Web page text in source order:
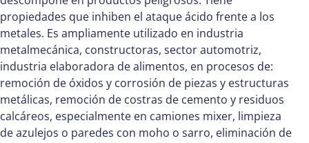
propiedades que inhiben el ataque ácido frente a los
metales. Es ampliamente utilizado en industria
metalmecánica, constructoras, sector automotriz,
industria elaboradora de alimentos, en procesos de:
remoción de óxidos y corrosión de piezas y estructuras
metálicas, remoción de costras de cemento y residuos
calcáreos, especialmente en camiones mixer, limpieza
de azulejos o paredes con moho o sarro, eliminación de